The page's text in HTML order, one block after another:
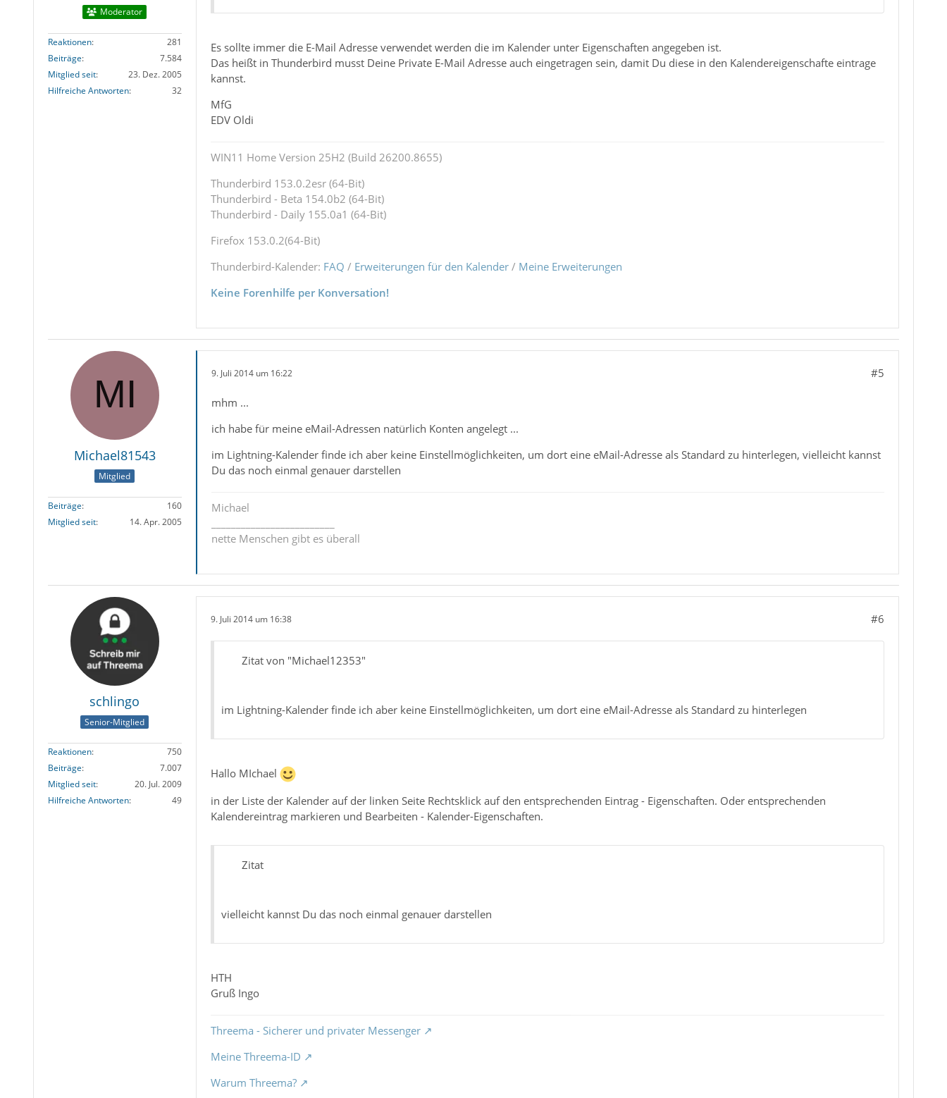
Moderator
Reaktionen
281
Beiträge
7.584
Mitglied seit
23. Dez. 2005
Hilfreiche Antworten
32
Es sollte immer die E-Mail Adresse verwendet werden die im Kalender unter Eigenschaften angegeben ist.
Das heißt in Thunderbird musst Deine Private E-Mail Adresse auch eingetragen sein, damit Du diese in den Kalendereigenschafte eintrage
kannst.
MfG
EDV Oldi
WIN11 Home Version 25H2 (Build 26200.8655)
Thunderbird 153.0.2esr (64-Bit)
Thunderbird - Beta 154.0b2 (64-Bit)
Thunderbird - Daily 155.0a1 (64-Bit)
Firefox 153.0.2(64-Bit)
Thunderbird-Kalender: FAQ / Erweiterungen für den Kalender/ Meine Erweiterungen
Keine Forenhilfe per Konversation!
Michael81543
Mitglied
Beiträge
160
Mitglied seit
14. Apr. 2005
9. Juli 2014 um 16:22 #5
mhm ...
ich habe für meine eMail-Adressen natürlich Konten angelegt ...
im Lightning-Kalender finde ich aber keine Einstellmöglichkeiten, um dort eine eMail-Adresse als Standard zu hinterlegen, vielleicht kannst
Du das noch einmal genauer darstellen
Michael
nette Menschen gibt es überall
schlingo
Senior-Mitglied
Reaktionen
750
Beiträge
7.007
Mitglied seit
20. Jul. 2009
Hilfreiche Antworten
49
9. Juli 2014 um 16:38 #6
Zitat von "Michael12353"
im Lightning-Kalender finde ich aber keine Einstellmöglichkeiten, um dort eine eMail-Adresse als Standard zu hinterlegen
Hallo MIchael
in der Liste der Kalender auf der linken Seite Rechtsklick auf den entsprechenden Eintrag - Eigenschaften. Oder entsprechenden
Kalendereintrag markieren und Bearbeiten - Kalender-Eigenschaften.
Zitat
vielleicht kannst Du das noch einmal genauer darstellen
HTH
Gruß Ingo
Threema - Sicherer und privater Messenger
Meine Threema-ID
Warum Threema?